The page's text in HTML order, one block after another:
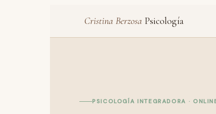
Cristina Berzosa Psicología
PSICOLOGÍA INTEGRADORA ·